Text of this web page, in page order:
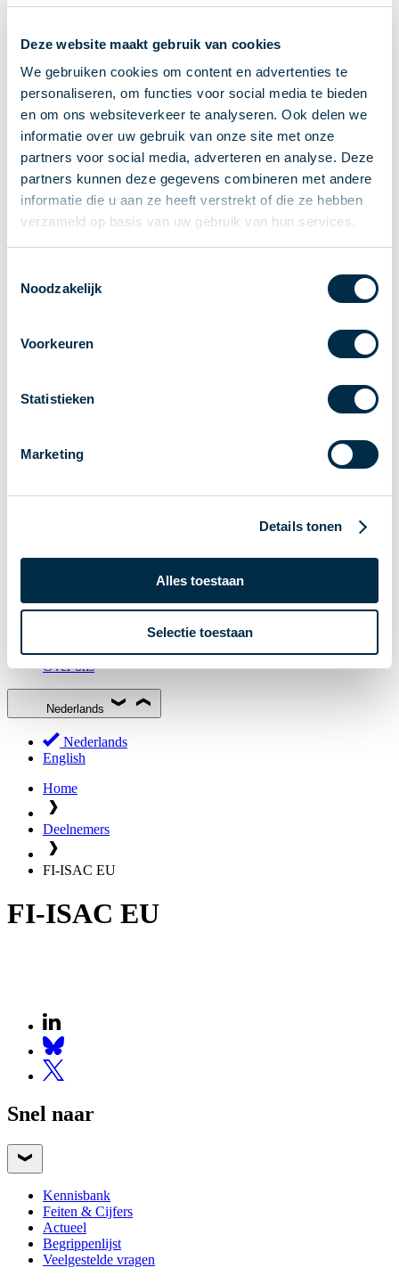
Deze website maakt gebruik van cookies
We gebruiken cookies om content en advertenties te
personaliseren, om functies voor social media te bieden
en om ons websiteverkeer te analyseren. Ook delen we
informatie over uw gebruik van onze site met onze
partners voor social media, adverteren en analyse. Deze
partners kunnen deze gegevens combineren met andere
informatie die u aan ze heeft verstrekt of die ze hebben
verzameld op basis van uw gebruik van hun services.
Noodzakelijk
Voorkeuren
Statistieken
Marketing
Details tonen
Alles toestaan
Selectie toestaan
Onderling betalen
Overboeken
Bijzondere rekeningen en diensten
Standaarden in het betalingsverkeer
Feiten & Cijfers
Actueel
Betaaljournaal
Roadmap
Vereniging
Partners en stakeholders
Deelnemers in het betalingsverkeer
Begrippenlijst
Over ons
Nederlands
Nederlands
English
Home
Deelnemers
FI-ISAC EU
FI-ISAC EU
Snel naar
Kennisbank
Feiten & Cijfers
Actueel
Begrippenlijst
Veelgestelde vragen